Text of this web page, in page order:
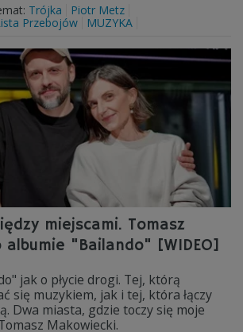
Trójka
Piotr Metz
Przebojów
MUZYKA
miejscami. Tomasz
albumie "Bailando" [WIDEO]
jak o płycie drogi. Tej, którą
się muzykiem, jak i tej, która łączy
Dwa miasta, gdzie toczy się moje
Makowiecki.